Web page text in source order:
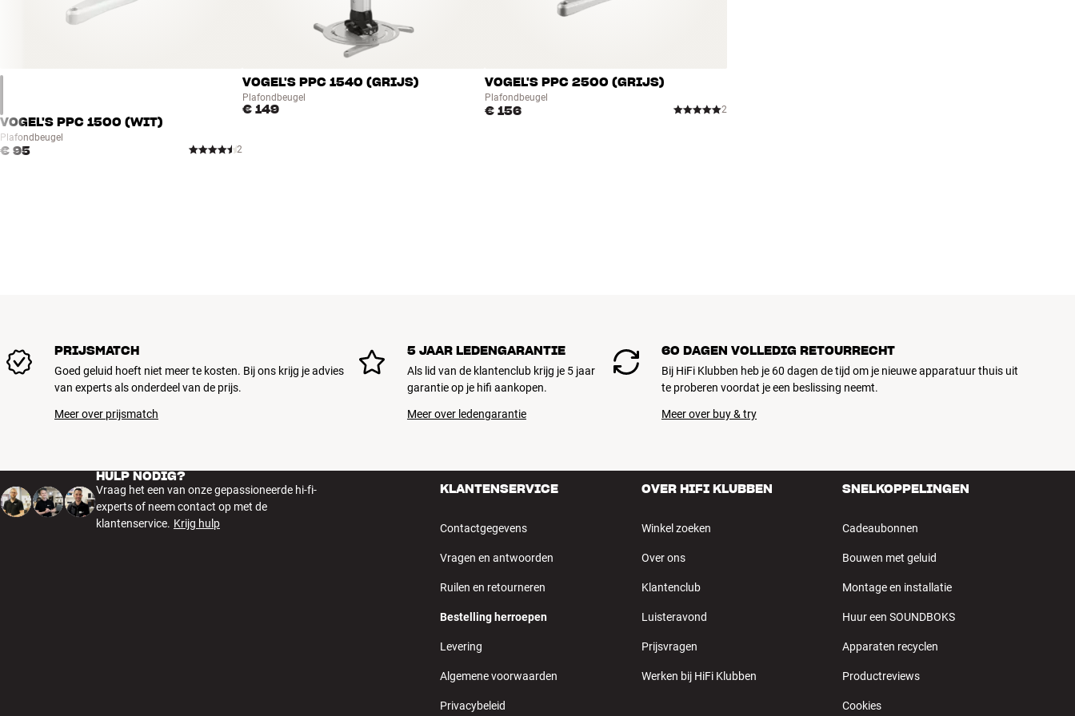
VOGEL'S PPC 1500 (WIT)
Plafondbeugel
€ 95 2
VOGEL'S PPC 1540 (GRIJS)
Plafondbeugel
€ 149
VOGEL'S PPC 2500 (GRIJS)
Plafondbeugel
€ 156 2
PRIJSMATCH
Goed geluid hoeft niet meer te kosten. Bij ons krijg je advies
van experts als onderdeel van de prijs.
Meer over prijsmatch
5 JAAR LEDENGARANTIE
Als lid van de klantenclub krijg je 5 jaar
garantie op je hifi aankopen.
Meer over ledengarantie
60 DAGEN VOLLEDIG RETOURRECHT
Bij HiFi Klubben heb je 60 dagen de tijd om je nieuwe apparatuur thuis uit
te proberen voordat je een beslissing neemt.
Meer over buy & try
HULP NODIG?
Vraag het een van onze gepassioneerde hi-fi-
experts of neem contact op met de
klantenservice. Krijg hulp
KLANTENSERVICE
Contactgegevens
Vragen en antwoorden
Ruilen en retourneren
Bestelling herroepen
Levering
Algemene voorwaarden
Privacybeleid
OVER HIFI KLUBBEN
Winkel zoeken
Over ons
Klantenclub
Luisteravond
Prijsvragen
Werken bij HiFi Klubben
SNELKOPPELINGEN
Cadeaubonnen
Bouwen met geluid
Montage en installatie
Huur een SOUNDBOKS
Apparaten recyclen
Productreviews
Cookies